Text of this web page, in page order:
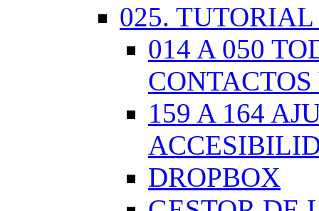
025.
014 A 050
159 A 164
DROPBOX